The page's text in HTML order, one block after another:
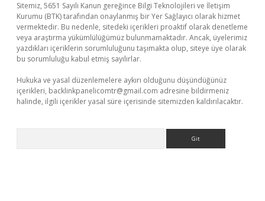
Sitemiz, 5651 Sayılı Kanun gereğince Bilgi Teknolojileri ve İletişim
Kurumu (BTK) tarafından onaylanmış bir Yer Sağlayıcı olarak hizmet
vermektedir. Bu nedenle, sitedeki içerikleri proaktif olarak denetleme
veya araştırma yükümlülüğümüz bulunmamaktadır. Ancak, üyelerimiz
yazdıkları içeriklerin sorumluluğunu taşımakta olup, siteye üye olarak
bu sorumluluğu kabul etmiş sayılırlar.
Hukuka ve yasal düzenlemelere aykırı olduğunu düşündüğünüz
içerikleri, backlinkpanelicomtr@gmail.com adresine bildirmeniz
halinde, ilgili içerikler yasal süre içerisinde sitemizden kaldırılacaktır.